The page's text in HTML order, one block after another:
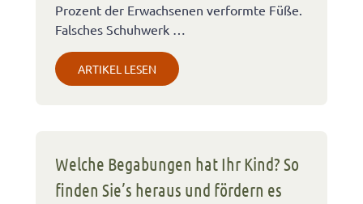
Prozent der Erwachsenen verformte Füße.
Falsches Schuhwerk …
ARTIKEL LESEN
Welche Begabungen hat Ihr Kind? So
finden Sie’s heraus und fördern es